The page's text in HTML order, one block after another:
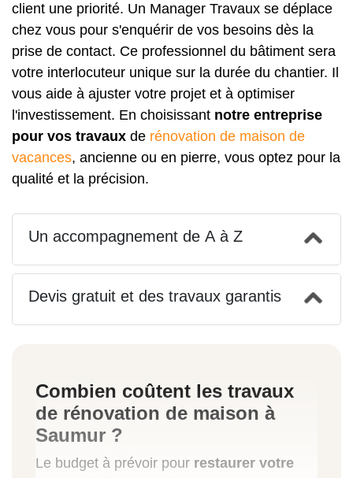
client une priorité. Un Manager Travaux se déplace
chez vous pour s'enquérir de vos besoins dès la
prise de contact. Ce professionnel du bâtiment sera
votre interlocuteur unique sur la durée du chantier. Il
vous aide à ajuster votre projet et à optimiser
l'investissement. En choisissant notre entreprise
pour vos travaux de rénovation de maison de
vacances, ancienne ou en pierre, vous optez pour la
qualité et la précision.
Un accompagnement de A à Z
Devis gratuit et des travaux garantis
Combien coûtent les travaux
de rénovation de maison à
Saumur ?
Le budget à prévoir pour restaurer votre